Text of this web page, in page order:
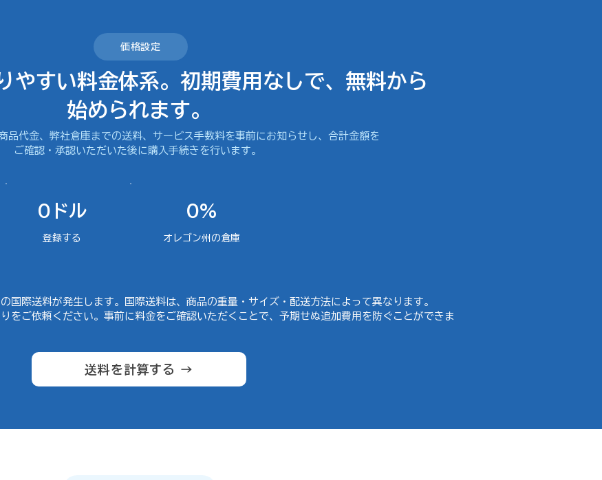
価格設定
やすい料金体系。初期費用なしで、無料から
始められます。
品代金、弊社倉庫までの送料、サービス手数料を事前にお知らせし、合計金額を
ご確認・承認いただいた後に購入手続きを行います。
登録する
0ドル
オレゴン州の倉庫
0%
国際送料が発生します。国際送料は、商品の重量・サイズ・配送方法によって異なります。
をご依頼ください。事前に料金をご確認いただくことで、予期せぬ追加費用を防ぐことができま
送料を計算する →